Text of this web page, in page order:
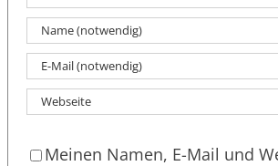
Meinen Namen, E-Mail und